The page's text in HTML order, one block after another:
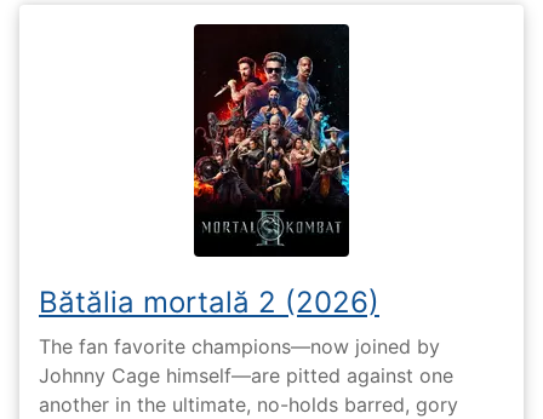
Bătălia mortală 2 (2026)
The fan favorite champions—now joined by
Johnny Cage himself—are pitted against one
another in the ultimate, no-holds barred, gory